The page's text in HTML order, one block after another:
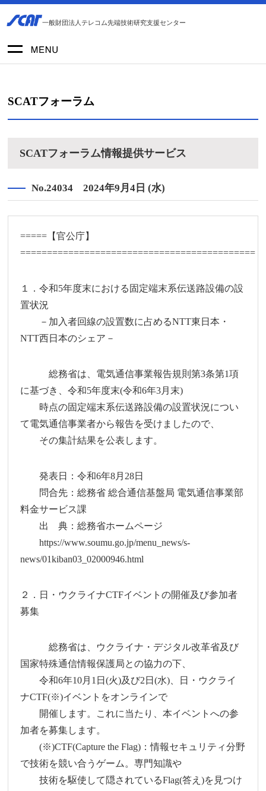
一般財団法人テレコム先端技術研究支援センター
SCATフォーラム
SCATフォーラム情報提供サービス
No.24034 2024年9月4日 (水)
=====【官公庁】
============================================
１．令和5年度末における固定端末系伝送路設備の設
置状況
－加入者回線の設置数に占めるNTT東日本・
NTT西日本のシェア－
総務省は、電気通信事業報告規則第3条第1項
に基づき、令和5年度末(令和6年3月末)
時点の固定端末系伝送路設備の設置状況につい
て電気通信事業者から報告を受けましたので、
その集計結果を公表します。
発表日：令和6年8月28日
問合先：総務省 総合通信基盤局 電気通信事業部
料金サービス課
出 典：総務省ホームページ
https://www.soumu.go.jp/menu_news/s-
news/01kiban03_02000946.html
２．日・ウクライナCTFイベントの開催及び参加者
募集
総務省は、ウクライナ・デジタル改革省及び
国家特殊通信情報保護局との協力の下、
令和6年10月1日(火)及び2日(水)、日・ウクライ
ナCTF(※)イベントをオンラインで
開催します。これに当たり、本イベントへの参
加者を募集します。
(※)CTF(Capture the Flag)：情報セキュリティ分野
で技術を競い合うゲーム。専門知識や
技術を駆使して隠されているFlag(答え)を見つけ